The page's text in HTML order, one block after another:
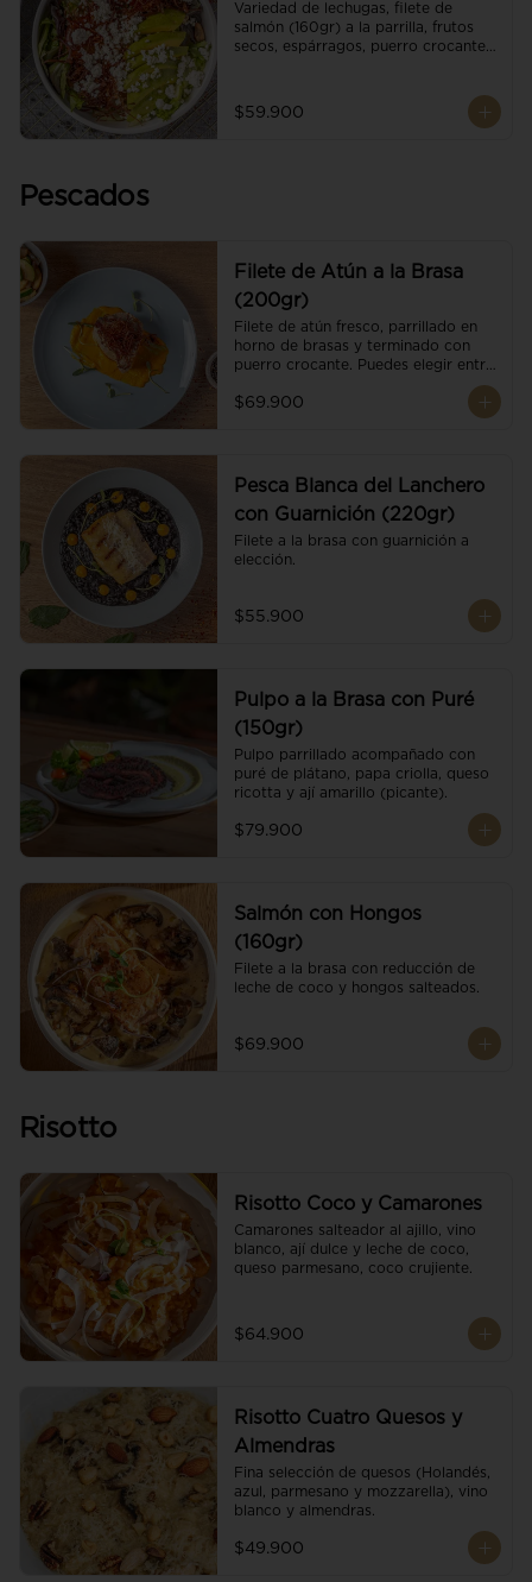
Variedad de lechugas, filete de
salmón (160gr) a la parrilla, frutos
secos, espárragos, puerro crocante,
$59.900
Pescados
Filete de Atún a la Brasa
(200gr)
Filete de atún fresco, parrillado en
horno de brasas y terminado con
puerro crocante. Puedes elegir entre
$69.900
Pesca Blanca del Lanchero
con Guarnición (220gr)
Filete a la brasa con guarnición a
elección.
$55.900
Pulpo a la Brasa con Puré
(150gr)
Pulpo parrillado acompañado con
puré de plátano, papa criolla, queso
ricotta y ají amarillo (picante).
$79.900
Salmón con Hongos
(160gr)
Filete a la brasa con reducción de
leche de coco y hongos salteados.
$69.900
Risotto
Risotto Coco y Camarones
Camarones salteador al ajillo, vino
blanco, ají dulce y leche de coco,
queso parmesano, coco crujiente.
$64.900
Risotto Cuatro Quesos y
Almendras
Fina selección de quesos (Holandés,
azul, parmesano y mozzarella), vino
blanco y almendras.
$49.900